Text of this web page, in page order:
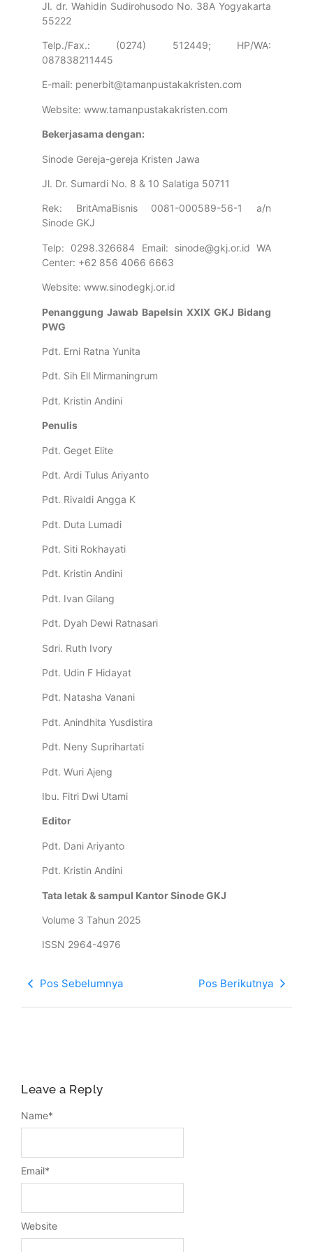
Jl. dr. Wahidin Sudirohusodo No. 38A Yogyakarta
55222
Telp./Fax.: (0274) 512449; HP/WA:
087838211445
E-mail: penerbit@tamanpustakakristen.com
Website: www.tamanpustakakristen.com
Bekerjasama dengan:
Sinode Gereja-gereja Kristen Jawa
Jl. Dr. Sumardi No. 8 & 10 Salatiga 50711
Rek: BritAmaBisnis 0081-000589-56-1 a/n
Sinode GKJ
Telp: 0298.326684 Email: sinode@gkj.or.id WA
Center: +62 856 4066 6663
Website: www.sinodegkj.or.id
Penanggung Jawab Bapelsin XXIX GKJ Bidang
PWG
Pdt. Erni Ratna Yunita
Pdt. Sih Ell Mirmaningrum
Pdt. Kristin Andini
Penulis
Pdt. Geget Elite
Pdt. Ardi Tulus Ariyanto
Pdt. Rivaldi Angga K
Pdt. Duta Lumadi
Pdt. Siti Rokhayati
Pdt. Kristin Andini
Pdt. Ivan Gilang
Pdt. Dyah Dewi Ratnasari
Sdri. Ruth Ivory
Pdt. Udin F Hidayat
Pdt. Natasha Vanani
Pdt. Anindhita Yusdistira
Pdt. Neny Suprihartati
Pdt. Wuri Ajeng
Ibu. Fitri Dwi Utami
Editor
Pdt. Dani Ariyanto
Pdt. Kristin Andini
Tata letak & sampul Kantor Sinode GKJ
Volume 3 Tahun 2025
ISSN 2964-4976
Pos Sebelumnya Pos Berikutnya
Leave a Reply
Name*
Email*
Website